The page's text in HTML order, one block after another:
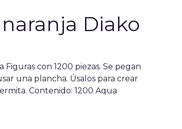
Diako
con 1200 piezas. Se pegan
una plancha. Úsalos para crear
Contenido: 1200 Aqua